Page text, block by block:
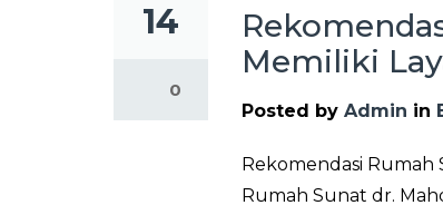
14
0
Memiliki
Posted by Admin in
Rekomendasi Rumah
Rumah Sunat dr.